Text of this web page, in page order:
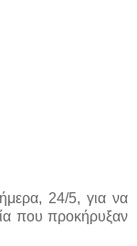
24/5, για να
που προκήρυξαν